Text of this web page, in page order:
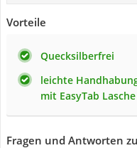
Vorteile
Quecksilberfrei
leichte
mit EasyTab Lasche
Fragen und Antworten